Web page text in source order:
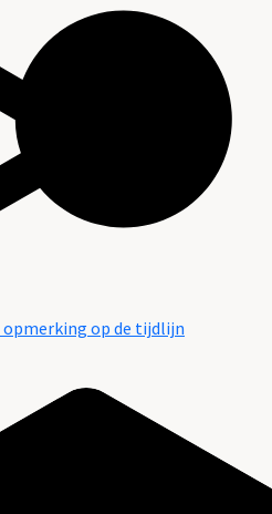
opmerking op de tijdlijn